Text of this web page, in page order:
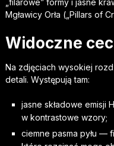
„filarowe” formy i jasne
Mgławicy Orła („Pillars of
Widoczne
Na zdjęciach wysokiej
detali. Występują tam:
jasne składowe emisji
w kontrastowe wzory;
ciemne pasma pyłu —